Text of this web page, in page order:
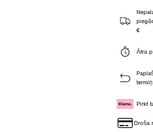
€
Ātra
Pirkt
Droša